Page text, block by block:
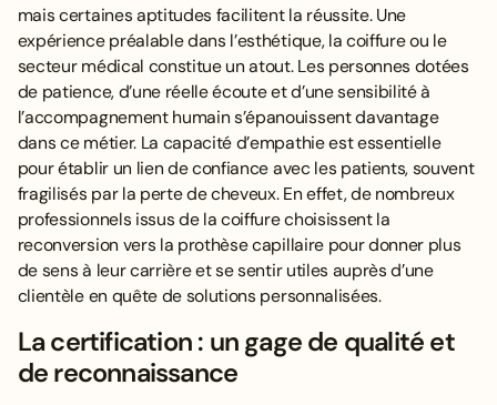
mais certaines aptitudes facilitent la réussite. Une
expérience préalable dans l’esthétique, la coiffure ou le
secteur médical constitue un atout. Les personnes dotées
de patience, d’une réelle écoute et d’une sensibilité à
l’accompagnement humain s’épanouissent davantage
dans ce métier. La capacité d’empathie est essentielle
pour établir un lien de confiance avec les patients, souvent
fragilisés par la perte de cheveux. En effet, de nombreux
professionnels issus de la coiffure choisissent la
reconversion vers la prothèse capillaire pour donner plus
de sens à leur carrière et se sentir utiles auprès d’une
clientèle en quête de solutions personnalisées.
La certification : un gage de qualité et
de reconnaissance